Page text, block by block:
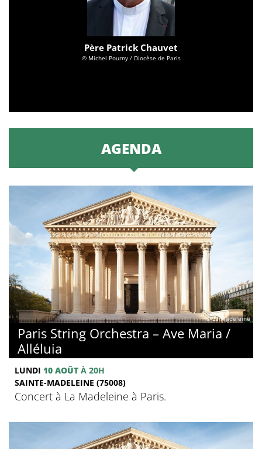
Père Patrick Chauvet
© Michel Pourny / Diocèse de Paris
AGENDA
© La Madeleine
Paris String Orchestra – Ave Maria /
Alléluia
LUNDI 10 AOÛT À 20H
SAINTE-MADELEINE (75008)
Concert à La Madeleine à Paris.